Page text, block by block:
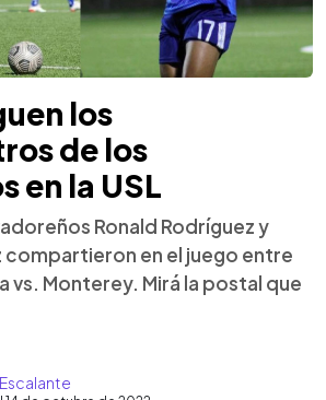
los
de los
en la USL
Ronald Rodríguez y
compartieron en el juego entre
vs. Monterey. Mirá la postal que